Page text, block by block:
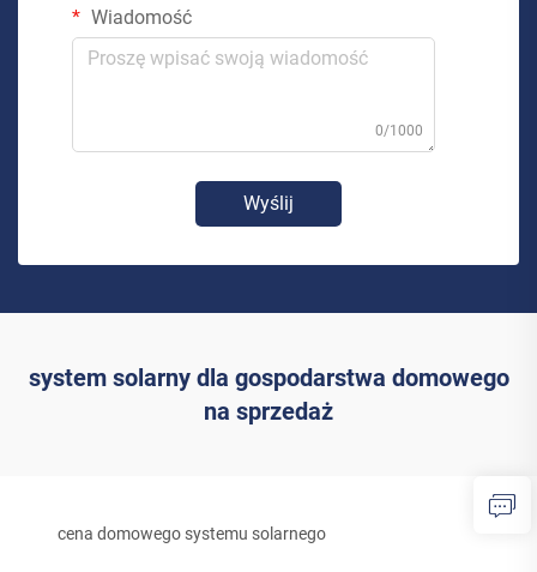
Wiadomość
0/1000
Wyślij
system solarny dla gospodarstwa domowego
na sprzedaż
cena domowego systemu solarnego